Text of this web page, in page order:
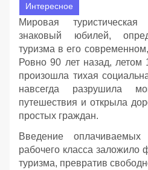
Интересное
Мировая туристическая
знаковый юбилей,
туризма в его
Ровно 90 лет назад,
произошла тихая
навсегда разрушила
путешествия и открыла
простых граждан.
Введение
рабочего класса заложило
туризма, превратив